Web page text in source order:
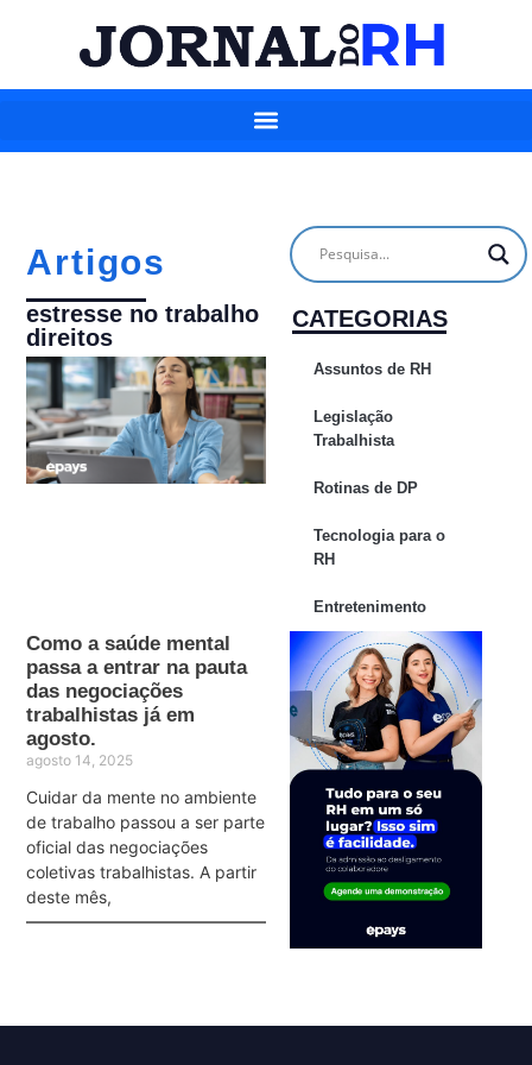
Artigos
estresse no trabalho
direitos
Como a saúde mental
passa a entrar na pauta
das negociações
trabalhistas já em
agosto.
agosto 14, 2025
Cuidar da mente no ambiente
de trabalho passou a ser parte
oficial das negociações
coletivas trabalhistas. A partir
deste mês,
CATEGORIAS
Assuntos de RH
Legislação
Trabalhista
Rotinas de DP
Tecnologia para o
RH
Entretenimento